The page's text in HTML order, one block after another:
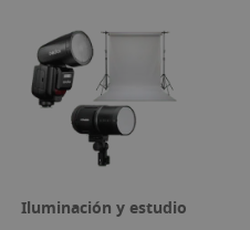
Iluminación y estudio